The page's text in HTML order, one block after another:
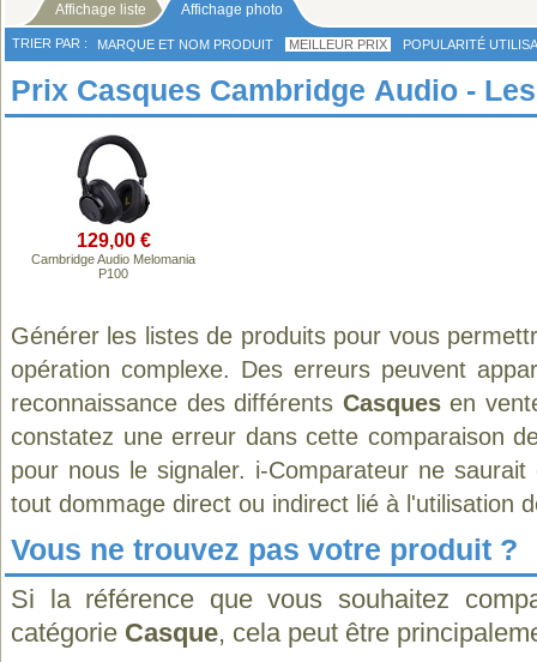
Affichage liste Affichage photo
TRIER PAR : MARQUE ET NOM PRODUIT MEILLEUR PRIX POPULARITÉ
Prix Casques Cambridge Audio -
129,00 €
Cambridge Audio Melomania
P100
Générer les listes de produits pour vous
opération complexe. Des erreurs peuvent
reconnaissance des différents Casquesen
constatez une erreur dans cette comparaison
pour nous le signaler. i-Comparateur ne
tout dommage direct ou indirect lié à l'utilisation
Vous ne trouvez pas votre produit ?
Si la référence que vous souhaitez
catégorie Casque, cela peut être